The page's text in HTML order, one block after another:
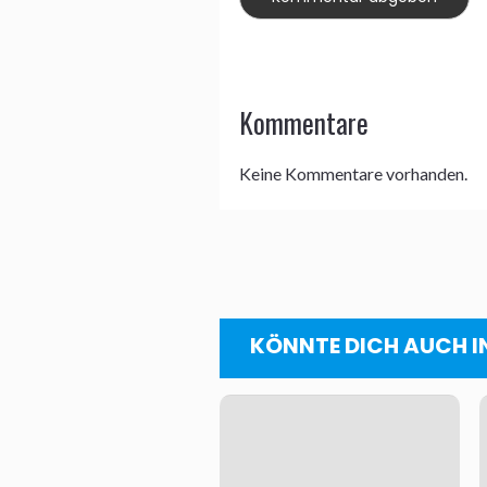
Kommentare
Keine Kommentare vorhanden.
KÖNNTE DICH AUCH
I